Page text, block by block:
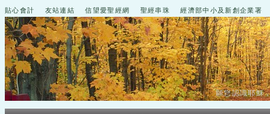
貼心會計 友站連結 信望愛聖經網 聖經串珠 經濟部中小及新創企業署
願您認識耶穌